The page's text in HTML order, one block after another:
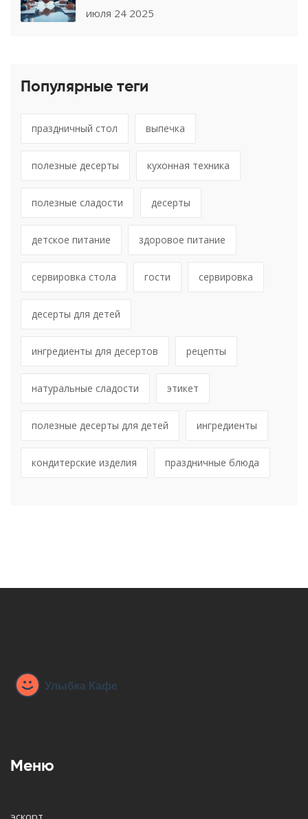
июля 24 2025
Популярные теги
праздничный стол выпечка
полезные десерты кухонная техника
полезные сладости десерты
детское питание здоровое питание
сервировка стола гости сервировка
десерты для детей
ингредиенты для десертов рецепты
натуральные сладости этикет
полезные десерты для детей ингредиенты
кондитерские изделия праздничные блюда
Меню